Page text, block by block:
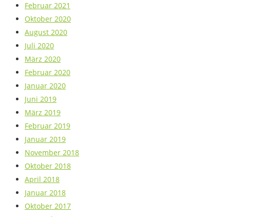
Februar 2021
Oktober 2020
August 2020
Juli 2020
März 2020
Februar 2020
Januar 2020
Juni 2019
März 2019
Februar 2019
Januar 2019
November 2018
Oktober 2018
April 2018
Januar 2018
Oktober 2017